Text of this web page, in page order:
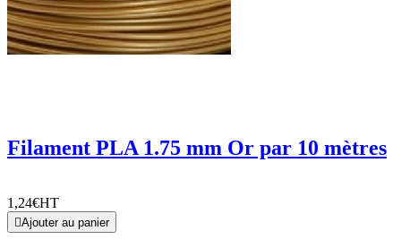
Filament PLA 1.75 mm Or par 10 mètres
1,24€HT
Ajouter au panier